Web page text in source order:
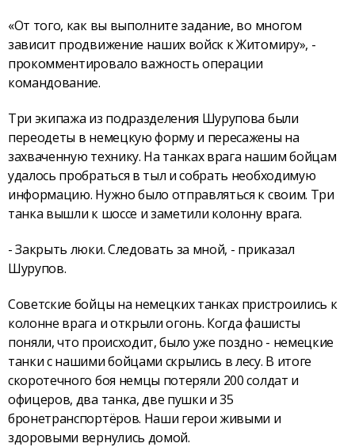
«От того, как вы выполните задание, во многом
зависит продвижение наших войск к Житомиру», -
прокомментировало важность операции
командование.
Три экипажа из подразделения Шурупова были
переодеты в немецкую форму и пересажены на
захваченную технику. На танках врага нашим бойцам
удалось пробраться в тыл и собрать необходимую
информацию. Нужно было отправляться к своим. Три
танка вышли к шоссе и заметили колонну врага.
- Закрыть люки. Следовать за мной, - приказал
Шурупов.
Советские бойцы на немецких танках пристроились к
колонне врага и открыли огонь. Когда фашисты
поняли, что происходит, было уже поздно - немецкие
танки с нашими бойцами скрылись в лесу. В итоге
скоротечного боя немцы потеряли 200 солдат и
офицеров, два танка, две пушки и 35
бронетранспортёров. Наши герои живыми и
здоровыми вернулись домой.